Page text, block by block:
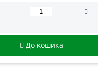
До кошика